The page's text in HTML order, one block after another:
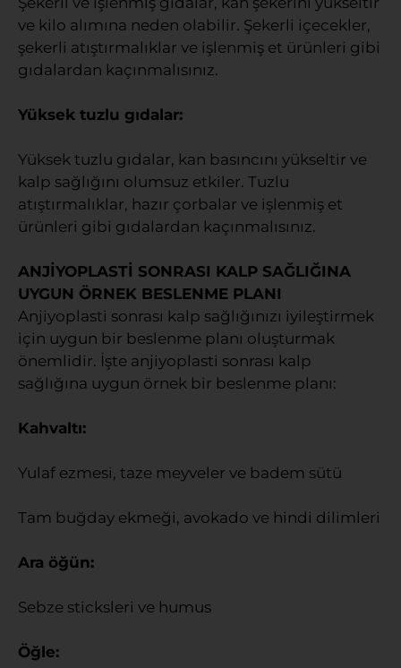
ve kilo alımına neden olabilir. Şekerli içecekler,
şekerli atıştırmalıklar ve işlenmiş et ürünleri gibi
gıdalardan kaçınmalısınız.
Yüksek tuzlu gıdalar:
Yüksek tuzlu gıdalar, kan basıncını yükseltir ve
kalp sağlığını olumsuz etkiler. Tuzlu
atıştırmalıklar, hazır çorbalar ve işlenmiş et
ürünleri gibi gıdalardan kaçınmalısınız.
ANJİYOPLASTİ SONRASI KALP SAĞLIĞINA
UYGUN ÖRNEK BESLENME PLANI
Anjiyoplasti sonrası kalp sağlığınızı iyileştirmek
için uygun bir beslenme planı oluşturmak
önemlidir. İşte anjiyoplasti sonrası kalp
sağlığına uygun örnek bir beslenme planı:
Kahvaltı:
Yulaf ezmesi, taze meyveler ve badem sütü
Tam buğday ekmeği, avokado ve hindi dilimleri
Ara öğün:
Sebze sticksleri ve humus
Öğle: